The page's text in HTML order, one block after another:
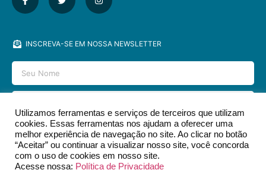
INSCREVA-SE EM NOSSA NEWSLETTER
ENVIAR
Utilizamos ferramentas e serviços de terceiros que utilizam
cookies. Essas ferramentas nos ajudam a oferecer uma
melhor experiência de navegação no site. Ao clicar no botão
“Aceitar” ou continuar a visualizar nosso site, você concorda
com o uso de cookies em nosso site.
Acesse nossa: Política de Privacidade